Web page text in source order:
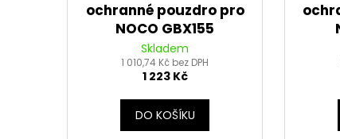
ochranné pouzdro pro
NOCO GBX155
Skladem
1 010,74 Kč bez DPH
1 223 Kč
DO KOŠÍKU